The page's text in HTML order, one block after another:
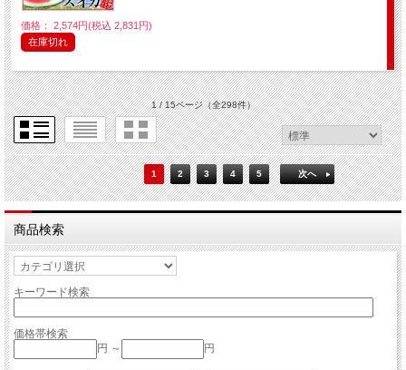
価格： 2,574円(税込 2,831円)
在庫切れ
1 / 15ページ（全298件）
1 2 3 4 5 次へ
商品検索
キーワード検索
価格帯検索
円 ～
円